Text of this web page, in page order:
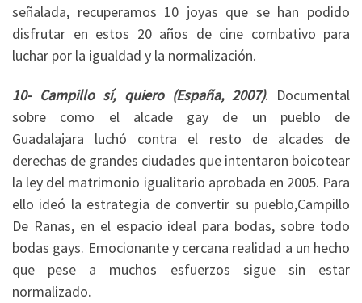
señalada, recuperamos 10 joyas que se han podido
disfrutar en estos 20 años de cine combativo para
luchar por la igualdad y la normalización.
10- Campillo sí, quiero (España, 2007). Documental
sobre como el alcade gay de un pueblo de
Guadalajara luchó contra el resto de alcades de
derechas de grandes ciudades que intentaron boicotear
la ley del matrimonio igualitario aprobada en 2005. Para
ello ideó la estrategia de convertir su pueblo,Campillo
De Ranas, en el espacio ideal para bodas, sobre todo
bodas gays. Emocionante y cercana realidad a un hecho
que pese a muchos esfuerzos sigue sin estar
normalizado.